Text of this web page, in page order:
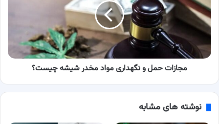
نگهداری
مواد
مخدر
شیشه
چیست؟
مجازات حمل و نگهداری مواد مخدر شیشه چیست؟
نوشته های مشابه